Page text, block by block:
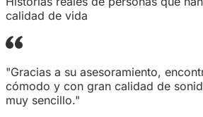
calidad de vida
"Gracias a su asesoramiento,
cómodo y con gran calidad de
muy sencillo."